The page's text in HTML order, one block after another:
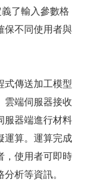
了輸入參數格
保不同使用者與
式傳送加工模型
雲端伺服器接收
服器端進行材料
運算。運算完成
，使用者可即時
析等資訊。